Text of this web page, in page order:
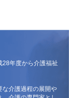
28年度から介護福祉
な介護過程の展開や